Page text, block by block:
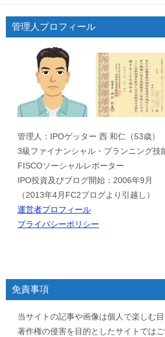
管理人プロフィール
管理人：IPOゲッター 西 和仁（53歳）
3級ファイナンシャル・プランニング技
FISCOソーシャルレポーター
IPO投資及びブログ開始：2006年9月
（2013年4月FC2ブログより引越し）
運営者プロフィール
プライバシーポリシー
免責事項
当サイトの記事や画像は個人で楽しむ目
著作権の侵害を目的としたサイトでは